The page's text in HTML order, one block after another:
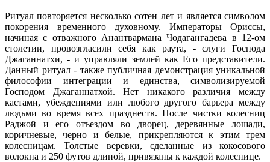
Ритуал повторяется несколько сотен лет и является символом
покорения временного духовному. Императоры Ориссы,
начиная с отважного Анантвармана Чодагангадева в 12-ом
столетии, провозгласили себя как раута, - слуги Господа
Джаганнатхи, - и управляли землей как Его представители.
Данный ритуал - также публичная демонстрация уникальной
философии интеграции и единства, символизируемой
Господом Джаганнатхой. Нет никакого различия между
кастами, убеждениями или любого другого барьера между
людьми во время всех празднеств. После чистки колесниц
Раджой и его отъездом во дворец, деревянные лошади,
коричневые, черно и белые, прикрепляются к этим трем
колесницам. Толстые веревки, сделанные из кокосового
волокна и 250 футов длиной, привязаны к каждой колеснице.